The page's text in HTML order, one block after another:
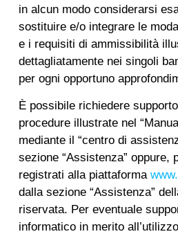
in alcun modo considerarsi
sostituire e/o integrare le
e i requisiti di ammissibilità
dettagliatamente nei singoli
per ogni opportuno
È possibile richiedere
procedure illustrate nel
mediante il “centro di
sezione “Assistenza” oppure,
registrati alla piattaforma
dalla sezione “Assistenza”
riservata. Per eventuale
informatico in merito